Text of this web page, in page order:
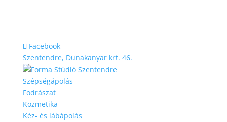
Facebook
Szentendre, Dunakanyar krt. 46.
Szépségápolás
Fodrászat
Kozmetika
Kéz- és lábápolás